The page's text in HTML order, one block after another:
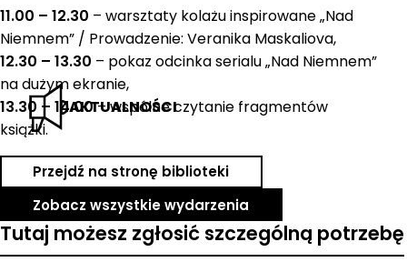
AKTUALNOŚCI
11.00 – 12.30 – warsztaty kolażu inspirowane „Nad
Niemnem” / Prowadzenie: Veranika Maskaliova,
12.30 – 13.30 – pokaz odcinka serialu „Nad Niemnem”
na dużym ekranie,
13.30 – 14.00– wspólne czytanie fragmentów
książki.
Przejdź na stronę biblioteki
Zobacz wszystkie wydarzenia
Tutaj możesz zgłosić szczególną potrzebę